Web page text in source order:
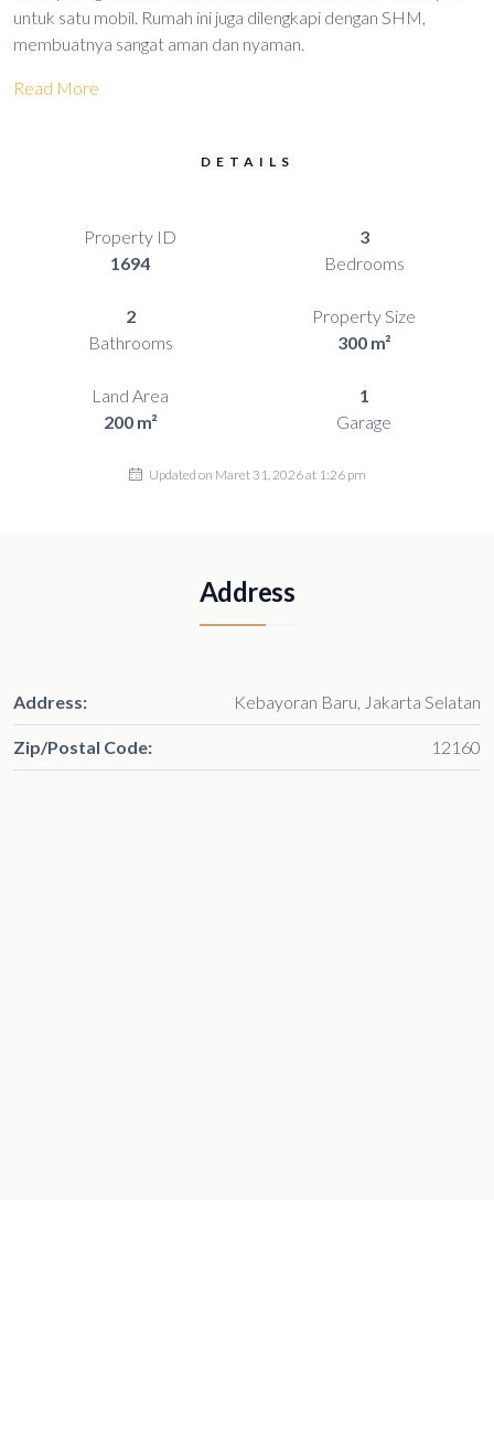
untuk satu mobil. Rumah ini juga dilengkapi dengan SHM,
membuatnya sangat aman dan nyaman.
Read More
DETAILS
Property ID
1694
3
Bedrooms
2
Bathrooms
Property Size
300 m²
Land Area
200 m²
1
Garage
Updated on Maret 31, 2026 at 1:26 pm
Address
Address: Kebayoran Baru, Jakarta Selatan
Zip/Postal Code: 12160